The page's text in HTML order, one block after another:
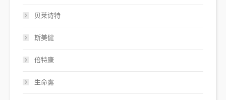
贝莱诗特
斯美健
倍特康
生命露